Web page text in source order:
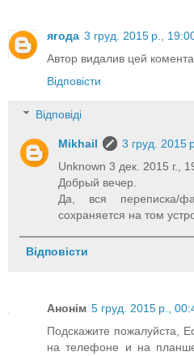
ягода 3 груд. 2015 р.,
Автор видалив цей
Відповісти
Відповіді
Mikhail
3 груд. 2015
Unknown 3 дек. 2015 г.,
Добрый вечер.
Да, вся переписка/
сохраняется на том
Відповісти
Анонім 5 груд. 2015 р.,
Подскажите пожалуйста,
на телефоне и на